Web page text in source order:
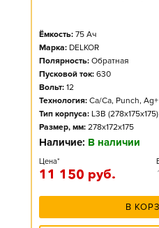
Ёмкость: 75 Ач
Марка: DELKOR
Полярность: Обратная
Пусковой ток: 630
Вольт: 12
Технология: Ca/Ca, Punch, Ag+
Тип корпуса: L3B
Размер, мм: 278x172x175
Наличие: В наличии
Цена*
11 150 руб.
В